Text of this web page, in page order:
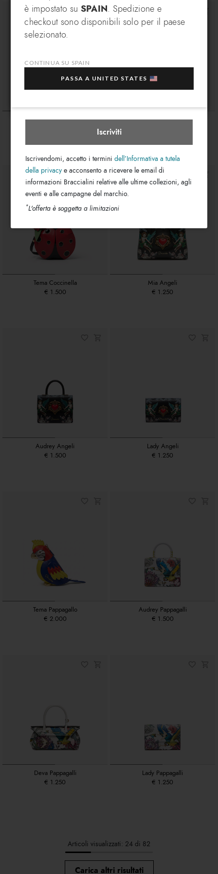
Ginevra Bacio
Mia Bacio
Tema Coccinella
€ 1.500
Mia Angeli
€ 1.250
Audrey Angeli
€ 1.500
Lady Angeli
€ 1.250
Tema Pappagallo
€ 2.000
Audrey Pappagalli
€ 1.500
Deva Pappagalli
€ 1.250
Lady Pappagalli
€ 1.250
Articoli visualizzati: 24 di 82
Carica altri risultati
In che paese desideri spedire?
Seleziona boutique Spain
VANTAGGIO ESCLUSIVO
Iscriviti alla nostra newsletter, subito per te un
Iscriviti
Iscrivendomi, accetto i terminidell’Informativa a tutela
della privacy e acconsento a ricevere le email di
informazioni Braccialini relative alle ultime collezioni, agli
eventi e alle campagne del marchio.
*L'offerta è soggetta a limitazioni
è impostato su SPAIN. Spedizione e
checkout sono disponibili solo per il paese
selezionato.
CONTINUA SU SPAIN
PASSA A UNITED STATES